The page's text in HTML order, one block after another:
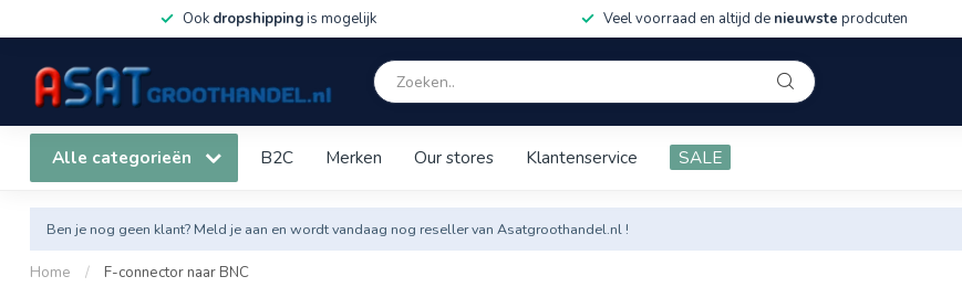
Ook dropshippingis mogelijk Veel voorraad en altijd de nieuwste prodcuten
Alle categorieën B2C Merken Our stores Klantenservice SALE
Ben je nog geen klant? Meld je aan en wordt vandaag nog reseller van Asatgroothandel.nl !
Home / F-connector naar BNC